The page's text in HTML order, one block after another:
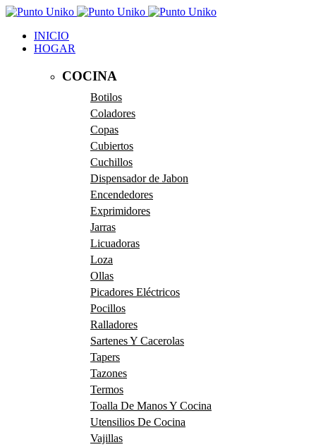
INICIO
HOGAR
COCINA
Botilos
Coladores
Copas
Cubiertos
Cuchillos
Dispensador de Jabon
Encendedores
Exprimidores
Jarras
Licuadoras
Loza
Ollas
Picadores Eléctricos
Pocillos
Ralladores
Sartenes Y Cacerolas
Tapers
Tazones
Termos
Toalla De Manos Y Cocina
Utensilios De Cocina
Vajillas